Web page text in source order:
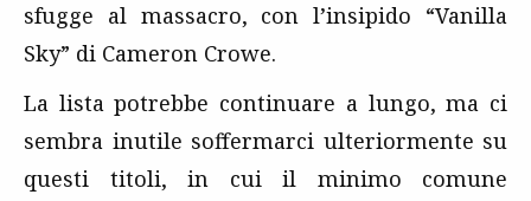
sfugge al massacro, con l’insipido “Vanilla
Sky” di Cameron Crowe.
La lista potrebbe continuare a lungo, ma ci
sembra inutile soffermarci ulteriormente su
questi titoli, in cui il minimo comune